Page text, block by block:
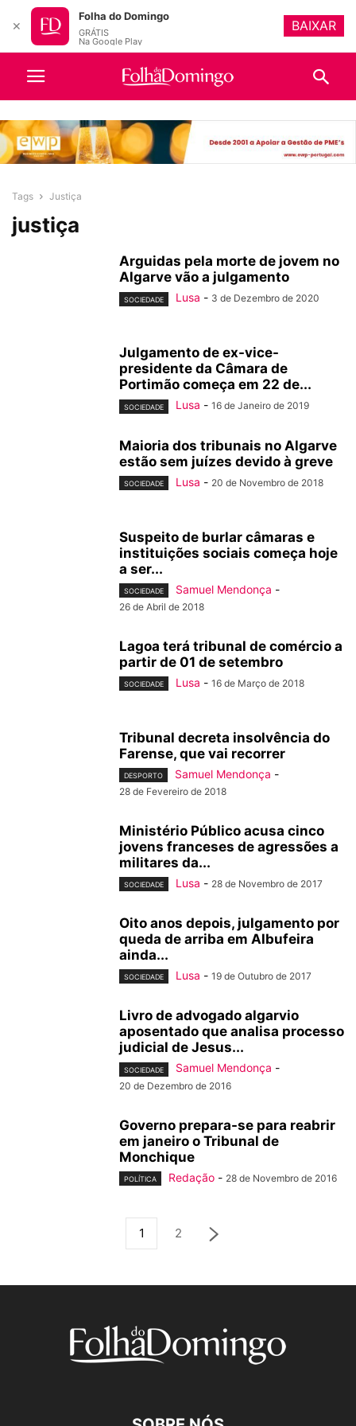
Tags Justiça
justiça
Arguidas pela morte de jovem no
Algarve vão a julgamento
SOCIEDADE Lusa - 3 de Dezembro de 2020
Julgamento de ex-vice-
presidente da Câmara de
Portimão começa em 22 de...
SOCIEDADE Lusa - 16 de Janeiro de 2019
Maioria dos tribunais no Algarve
estão sem juízes devido à greve
SOCIEDADE Lusa - 20 de Novembro de 2018
Suspeito de burlar câmaras e
instituições sociais começa hoje
a ser...
SOCIEDADE Samuel Mendonça -
26 de Abril de 2018
Lagoa terá tribunal de comércio a
partir de 01 de setembro
SOCIEDADE Lusa - 16 de Março de 2018
Tribunal decreta insolvência do
Farense, que vai recorrer
DESPORTO Samuel Mendonça -
28 de Fevereiro de 2018
Ministério Público acusa cinco
jovens franceses de agressões a
militares da...
SOCIEDADE Lusa - 28 de Novembro de 2017
Oito anos depois, julgamento por
queda de arriba em Albufeira
ainda...
SOCIEDADE Lusa - 19 de Outubro de 2017
Livro de advogado algarvio
aposentado que analisa processo
judicial de Jesus...
SOCIEDADE Samuel Mendonça -
20 de Dezembro de 2016
Governo prepara-se para reabrir
em janeiro o Tribunal de
Monchique
POLÍTICA Redação - 28 de Novembro de 2016
1 2
✕
Folha do Domingo
GRÁTIS
Na Google Play
BAIXAR